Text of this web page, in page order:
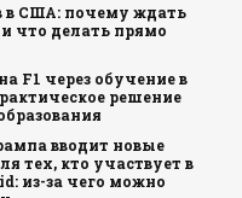
в США: почему ждать
что делать прямо
F1 через обучение в
решение
вводит новые
тех, кто участвует в
из-за чего можно